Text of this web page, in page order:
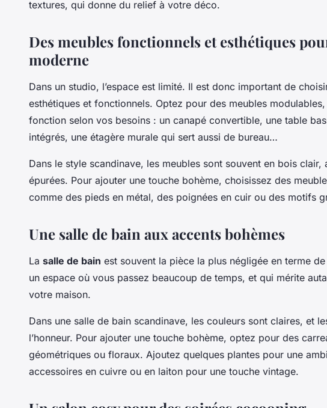
textures, qui donne du relief à votre déco.
Des meubles fonctionnels et esthétiques
moderne
Dans un studio, l’espace est limité. Il est donc important de
esthétiques et fonctionnels. Optez pour des meubles
fonction selon vos besoins : un canapé convertible, une table
intégrés, une étagère murale qui sert aussi de bureau…
Dans le style scandinave, les meubles sont souvent en bois clair,
épurées. Pour ajouter une touche bohème, choisissez des
comme des pieds en métal, des poignées en cuir ou des motifs
Une salle de bain aux accents bohèmes
La salle de bain est souvent la pièce la plus négligée en terme
un espace où vous passez beaucoup de temps, et qui mérite
votre maison.
Dans une salle de bain scandinave, les couleurs sont claires, et
l’honneur. Pour ajouter une touche bohème, optez pour des
géométriques ou floraux. Ajoutez quelques plantes pour une
accessoires en cuivre ou en laiton pour une touche vintage.